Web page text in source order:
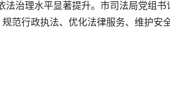
治理水平显著提升。市司法局党组
范行政执法、优化法律服务、维护